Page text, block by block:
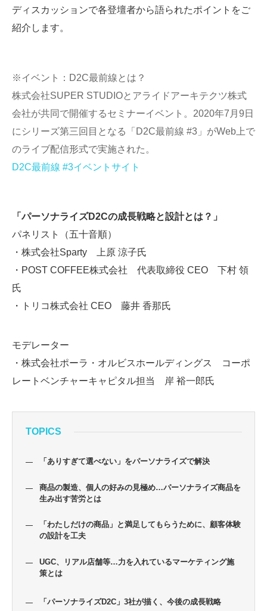
ディスカッションで各登壇者から語られたポイントをご
紹介します。
※イベント：D2C最前線とは？
株式会社SUPER STUDIOとアライドアーキテクツ株式
会社が共同で開催するセミナーイベント。2020年7月9日
にシリーズ第三回目となる「D2C最前線 #3」がWeb上で
のライブ配信形式で実施された。
D2C最前線 #3イベントサイト
「パーソナライズD2Cの成長戦略と設計とは？」
パネリスト（五十音順）
・株式会社Sparty 上原 涼子氏
・POST COFFEE株式会社 代表取締役 CEO 下村 領
氏
・トリコ株式会社 CEO 藤井 香那氏
モデレーター
・株式会社ポーラ・オルビスホールディングス コーポ
レートベンチャーキャピタル担当 岸 裕一郎氏
TOPICS
「ありすぎて選べない」をパーソナライズで解決
商品の製造、個人の好みの見極め…パーソナライズ商品を
生み出す苦労とは
「わたしだけの商品」と満足してもらうために、顧客体験
の設計を工夫
UGC、リアル店舗等…力を入れているマーケティング施
策とは
「パーソナライズD2C」3社が描く、今後の成長戦略